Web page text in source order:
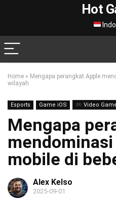
Hot
Home » Mengapa perangkat Apple
wilayah
Esports Game iOS Video
Mengapa
mobile di
Alex Kelso
2025-09-01